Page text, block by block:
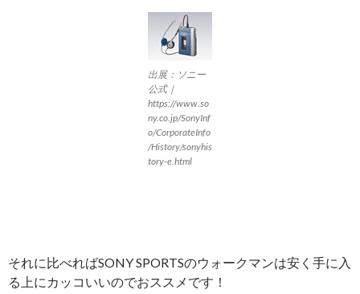
出展：ソニー
公式｜
https://www.so
ny.co.jp/SonyInf
o/CorporateInfo
/History/sonyhis
tory-e.html
それに比べればSONY SPORTSのウォークマンは安く手に入
る上にカッコいいのでおススメです！